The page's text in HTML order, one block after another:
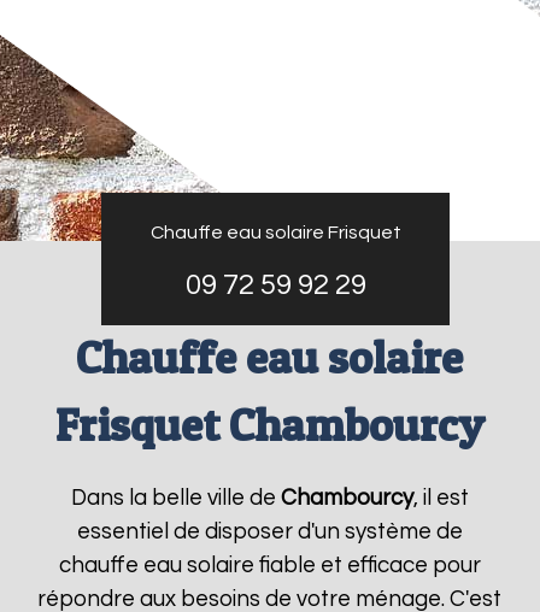
Chauffe eau solaire Frisquet
09 72 59 92 29
Chauffe eau solaire
Frisquet Chambourcy
Dans la belle ville de Chambourcy, il est
essentiel de disposer d'un système de
chauffe eau solaire fiable et efficace pour
répondre aux besoins de votre ménage. C'est